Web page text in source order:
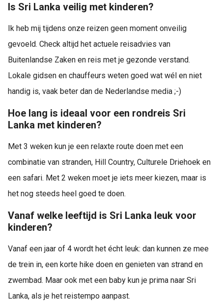
Is Sri Lanka veilig met kinderen?
Ik heb mij tijdens onze reizen geen moment onveilig
gevoeld. Check altijd het actuele reisadvies van
Buitenlandse Zaken en reis met je gezonde verstand.
Lokale gidsen en chauffeurs weten goed wat wél en niet
handig is, vaak beter dan de Nederlandse media ;-)
Hoe lang is ideaal voor een rondreis Sri
Lanka met kinderen?
Met 3 weken kun je een relaxte route doen met een
combinatie van stranden, Hill Country, Culturele Driehoek en
een safari. Met 2 weken moet je iets meer kiezen, maar is
het nog steeds heel goed te doen.
Vanaf welke leeftijd is Sri Lanka leuk voor
kinderen?
Vanaf een jaar of 4 wordt het écht leuk: dan kunnen ze mee
de trein in, een korte hike doen en genieten van strand en
zwembad. Maar ook met een baby kun je prima naar Sri
Lanka, als je het reistempo aanpast.